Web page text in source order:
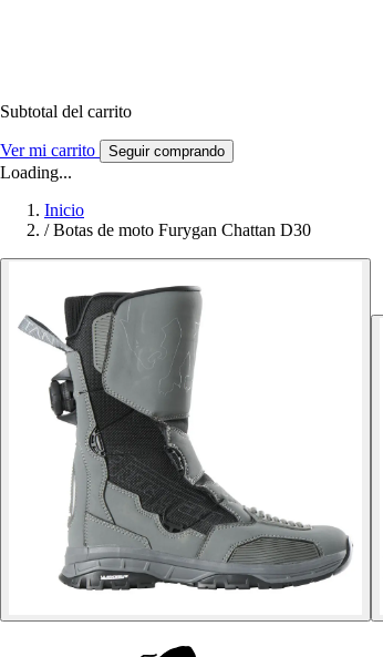
Subtotal del carrito
Ver mi carrito Seguir comprando
Loading...
Inicio
/ Botas de moto Furygan Chattan D30